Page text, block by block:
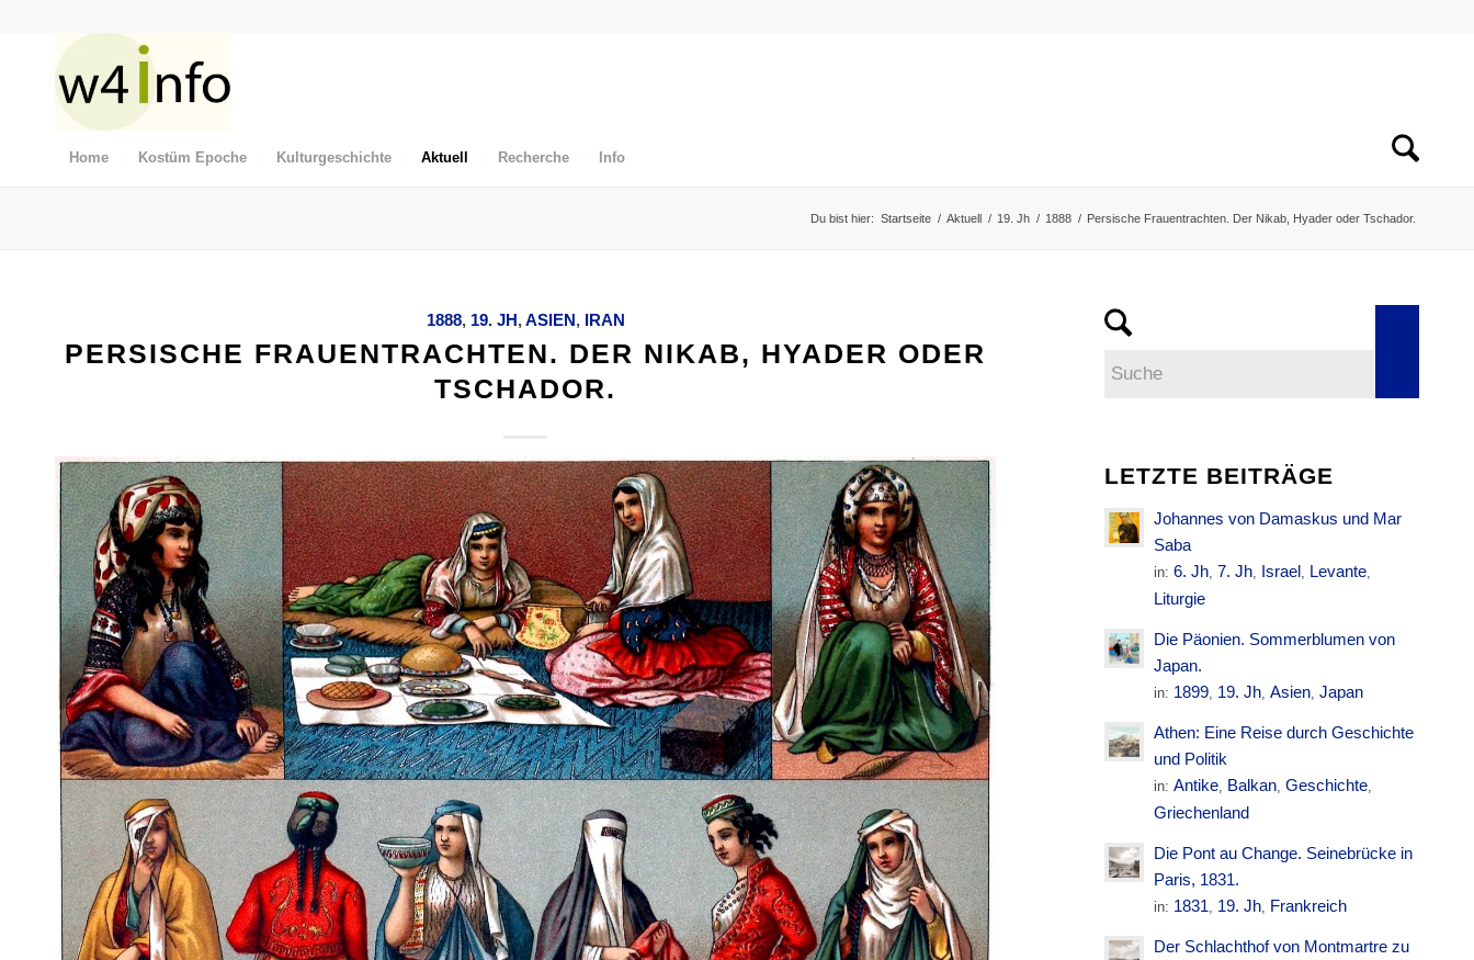
Home Kostüm Epoche Kulturgeschichte Aktuell Recherche Info
Du bist hier: Startseite / Aktuell / 19. Jh / 1888 / Persische Frauentrachten. Der Nikab, Hyader oder Tschador.
1888, 19. JH,ASIEN, IRAN
PERSISCHE FRAUENTRACHTEN. DER NIKAB, HYADER ODER
TSCHADOR.
LETZTE BEITRÄGE
Johannes von Damaskus und Mar
Saba
in:6. Jh, 7. Jh, Israel, Levante,
Liturgie
Die Päonien. Sommerblumen von
Japan.
in: 1899, 19. Jh,Asien,Japan
Athen: Eine Reise durch Geschichte
und Politik
in:Antike, Balkan,Geschichte,
Griechenland
Die Pont au Change. Seinebrücke in
Paris, 1831.
in: 1831, 19. Jh, Frankreich
Der Schlachthof von Montmartre zu